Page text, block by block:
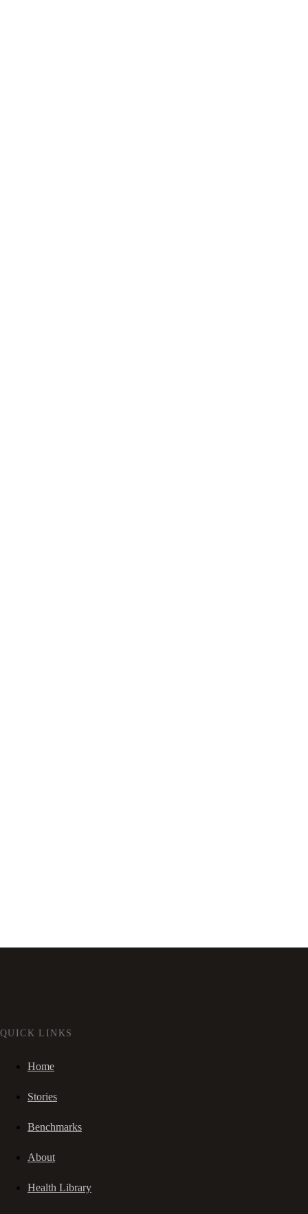
QUICK LINKS
Home
Stories
Benchmarks
About
Health Library